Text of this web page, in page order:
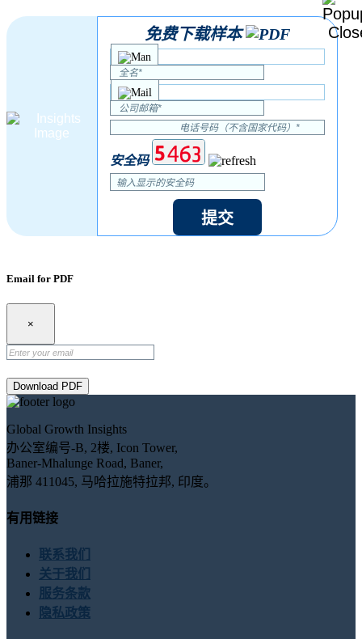
免费下载样本
安全码
提交
Email for PDF
×
Download PDF
Global Growth Insights
办公室编号-B, 2楼, Icon Tower,
Baner-Mhalunge Road, Baner,
浦那 411045, 马哈拉施特拉邦, 印度。
有用链接
联系我们
关于我们
服务条款
隐私政策